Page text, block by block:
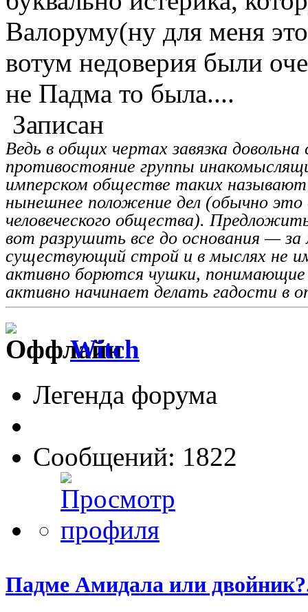
Валоруму(ну для меня
вотум недоверия были
не Падма то была....
Записан
Ведь в общих чертах завязка
противостояние группы
имперском обществе таких
нынешнее положение дел (обычно
человеческого общества).
вот разрушить все до основания —
существующий строй и в мыслях не
активно борются чушки, понимающие
активно начинает делать гадости в
Witch
Легенда форума
Сообщений: 1822
Падме Амидала или